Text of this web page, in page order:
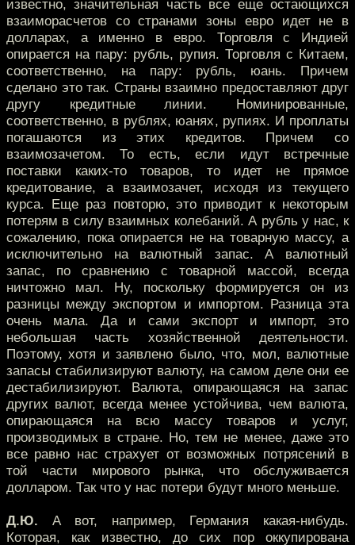
известно, значительная часть все еще остающихся
взаиморасчетов со странами зоны евро идет не в
долларах, а именно в евро. Торговля с Индией
опирается на пару: рубль, рупия. Торговля с Китаем,
соответственно, на пару: рубль, юань. Причем
сделано это так. Страны взаимно предоставляют друг
другу кредитные линии. Номинированные,
соответственно, в рублях, юанях, рупиях. И проплаты
погашаются из этих кредитов. Причем со
взаимозачетом. То есть, если идут встречные
поставки каких-то товаров, то идет не прямое
кредитование, а взаимозачет, исходя из текущего
курса. Еще раз повторю, это приводит к некоторым
потерям в силу взаимных колебаний. А рубль у нас, к
сожалению, пока опирается не на товарную массу, а
исключительно на валютный запас. А валютный
запас, по сравнению с товарной массой, всегда
ничтожно мал. Ну, поскольку формируется он из
разницы между экспортом и импортом. Разница эта
очень мала. Да и сами экспорт и импорт, это
небольшая часть хозяйственной деятельности.
Поэтому, хотя и заявлено было, что, мол, валютные
запасы стабилизируют валюту, на самом деле они ее
дестабилизируют. Валюта, опирающаяся на запас
других валют, всегда менее устойчива, чем валюта,
опирающаяся на всю массу товаров и услуг,
производимых в стране. Но, тем не менее, даже это
все равно нас страхует от возможных потрясений в
той части мирового рынка, что обслуживается
долларом. Так что у нас потери будут много меньше.
Д.Ю. А вот, например, Германия какая-нибудь.
Которая, как известно, до сих пор оккупирована